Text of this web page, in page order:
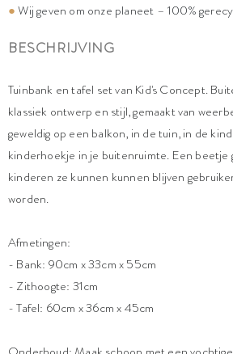
●Wij geven om onze planeet – 100%
BESCHRIJVING
Tuinbank en tafel set van Kid's Concept.
klassiek ontwerp en stijl, gemaakt van
geweldig op een balkon, in de tuin, in de
kinderhoekje in je buitenruimte. Een beetje
kinderen ze kunnen kunnen blijven
worden.
Afmetingen:
- Bank: 90cm x 33cm x 55cm
- Zithoogte: 31cm
- Tafel: 60cm x 36cm x 45cm